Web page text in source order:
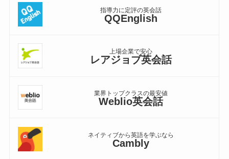
指導力に定評の英会話
QQEnglish
上場企業で安心
レアジョブ英会話
業界トップクラスの最安値
Weblio英会話
ネイティブから英語を学ぶなら
Cambly